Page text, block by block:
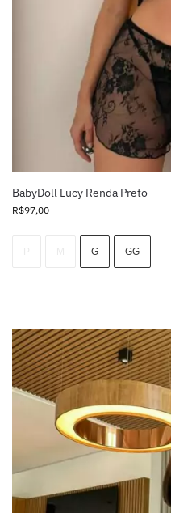
BabyDoll Lucy Renda Preto
R$97,00
G GG